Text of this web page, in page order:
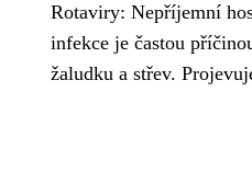
Rotaviry: Nepříjemní
infekce je častou
žaludku a střev.